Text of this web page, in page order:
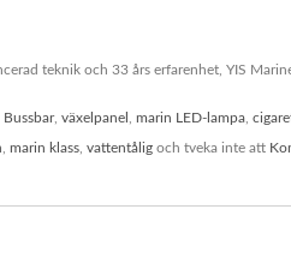
teknik och 33 års erfarenhet, YIS
Bussbar, växelpanel marin LED-lampa
marin klass vattentålig och tveka inte att